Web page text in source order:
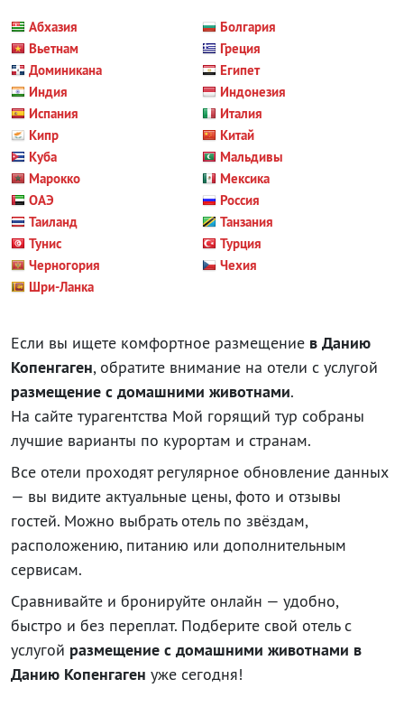
Абхазия
Болгария
Вьетнам
Греция
Доминикана
Египет
Индия
Индонезия
Испания
Италия
Кипр
Китай
Куба
Мальдивы
Марокко
Мексика
ОАЭ
Россия
Таиланд
Танзания
Тунис
Турция
Черногория
Чехия
Шри-Ланка
Если вы ищете комфортное размещение в Данию
Копенгаген, обратите внимание на отели с услугой
размещение с домашними животнами.
На сайте турагентства Мой горящий тур собраны
лучшие варианты по курортам и странам.
Все отели проходят регулярное обновление данных
— вы видите актуальные цены, фото и отзывы
гостей. Можно выбрать отель по звёздам,
расположению, питанию или дополнительным
сервисам.
Сравнивайте и бронируйте онлайн — удобно,
быстро и без переплат. Подберите свой отель с
услугой размещение с домашними животнами в
Данию Копенгаген уже сегодня!